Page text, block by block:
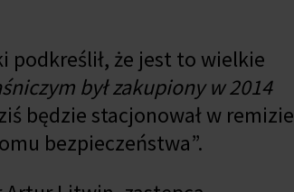
podkreślił, że jest to wielkie
był zakupiony w 2014
będzie stacjonował w remizie
bezpieczeństwa”.